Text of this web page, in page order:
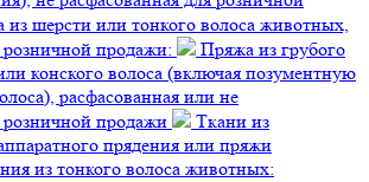
из шерсти или тонкого волоса животных,
розничной продажи:
Пряжа из грубого
конского волоса (включая позументную
расфасованная или не
розничной продажи
Ткани из
прядения или пряжи
из тонкого волоса животных: